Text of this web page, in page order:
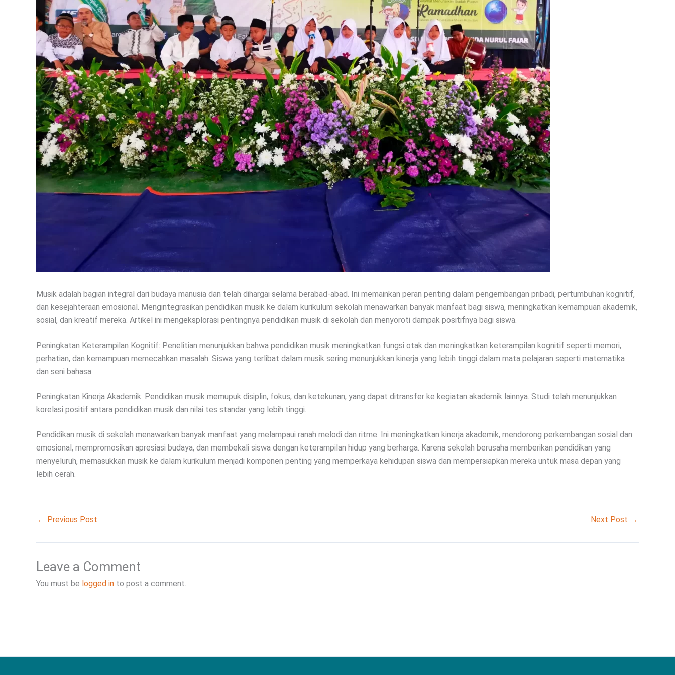
Musik adalah bagian integral dari budaya manusia dan telah dihargai selama berabad-abad. Ini memainkan peran penting dalam pengembangan pribadi, pertumbuhan kognitif,
dan kesejahteraan emosional. Mengintegrasikan pendidikan musik ke dalam kurikulum sekolah menawarkan banyak manfaat bagi siswa, meningkatkan kemampuan akademik,
sosial, dan kreatif mereka. Artikel ini mengeksplorasi pentingnya pendidikan musik di sekolah dan menyoroti dampak positifnya bagi siswa.
Peningkatan Keterampilan Kognitif: Penelitian menunjukkan bahwa pendidikan musik meningkatkan fungsi otak dan meningkatkan keterampilan kognitif seperti memori,
perhatian, dan kemampuan memecahkan masalah. Siswa yang terlibat dalam musik sering menunjukkan kinerja yang lebih tinggi dalam mata pelajaran seperti matematika
dan seni bahasa.
Peningkatan Kinerja Akademik: Pendidikan musik memupuk disiplin, fokus, dan ketekunan, yang dapat ditransfer ke kegiatan akademik lainnya. Studi telah menunjukkan
korelasi positif antara pendidikan musik dan nilai tes standar yang lebih tinggi.
Pendidikan musik di sekolah menawarkan banyak manfaat yang melampaui ranah melodi dan ritme. Ini meningkatkan kinerja akademik, mendorong perkembangan sosial dan
emosional, mempromosikan apresiasi budaya, dan membekali siswa dengan keterampilan hidup yang berharga. Karena sekolah berusaha memberikan pendidikan yang
menyeluruh, memasukkan musik ke dalam kurikulum menjadi komponen penting yang memperkaya kehidupan siswa dan mempersiapkan mereka untuk masa depan yang
lebih cerah.
← Previous Post Next Post →
Leave a Comment
You must be logged in to post a comment.